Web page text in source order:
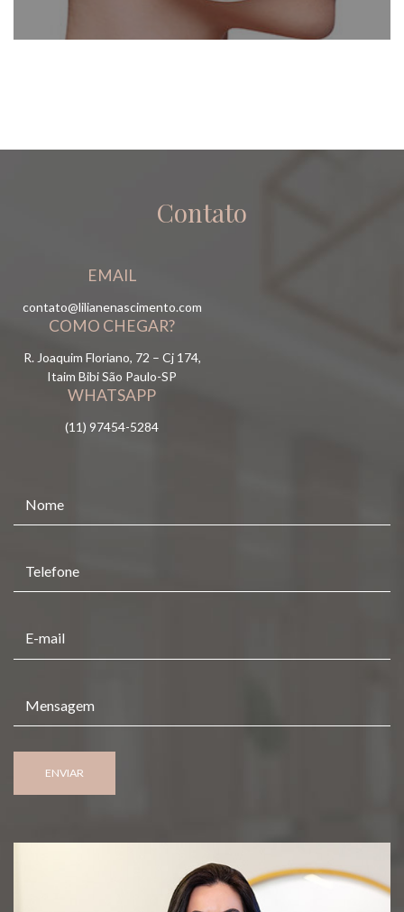
Contato
EMAIL
contato@lilianenascimento.com
COMO CHEGAR?
R. Joaquim Floriano, 72 – Cj 174,
Itaim Bibi São Paulo-SP
WHATSAPP
(11) 97454-5284
ENVIAR